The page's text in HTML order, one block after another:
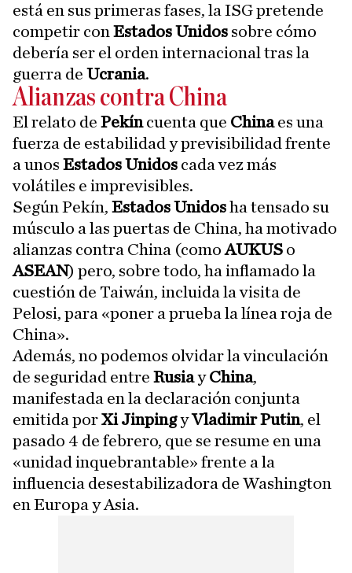
está en sus primeras fases, la ISG pretende
competir con Estados Unidos sobre cómo
debería ser el orden internacional tras la
guerra de Ucrania.
Alianzas contra China
El relato de Pekíncuenta que Chinaes una
fuerza de estabilidad y previsibilidad frente
a unos Estados Unidos cada vez más
volátiles e imprevisibles.
Según Pekín, Estados Unidosha tensado su
músculo a las puertas de China, ha motivado
alianzas contra China (comoAUKUS o
ASEAN) pero, sobre todo, ha inflamado la
cuestión de Taiwán, incluida la visita de
Pelosi, para «poner a prueba la línea roja de
China».
Además, no podemos olvidar la vinculación
de seguridad entre RusiayChina,
manifestada en la declaración conjunta
emitida porXi JinpingyVladimir Putin, el
pasado 4 de febrero, que se resume en una
«unidad inquebrantable» frente a la
influencia desestabilizadora de Washington
en Europa y Asia.